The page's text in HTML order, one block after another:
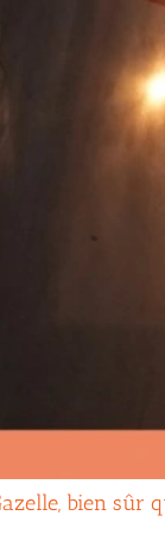
bien sûr